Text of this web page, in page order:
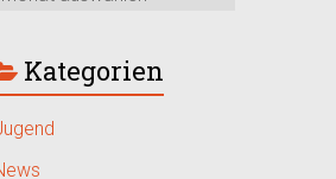
Kategorien